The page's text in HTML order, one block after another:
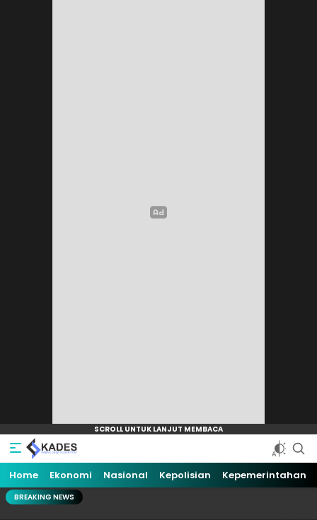
Home Ekonomi Nasional Kepolisian Kepemerintahan
BREAKING NEWS